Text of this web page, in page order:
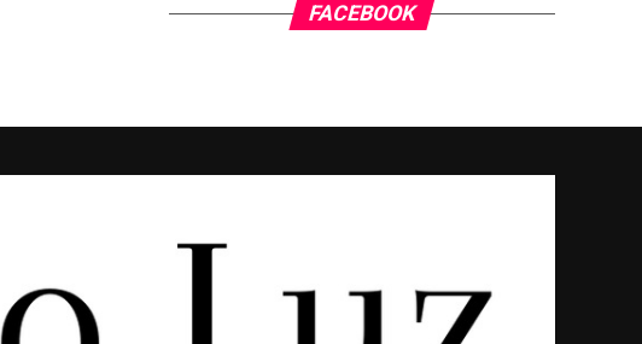
FACEBOOK